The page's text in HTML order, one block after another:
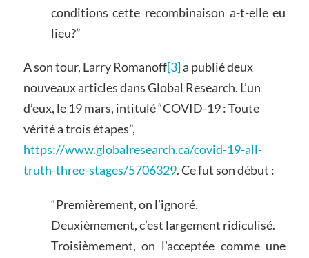
conditions cette recombinaison a-t-elle eu
lieu?”
A son tour, Larry Romanoff[3]a publié deux
nouveaux articles dans Global Research. L’un
d’eux, le 19 mars, intitulé “COVID-19 : Toute
vérité a trois étapes”,
https://www.globalresearch.ca/covid-19-all-
truth-three-stages/5706329. Ce fut son début :
“Premièrement, on l’ignoré.
Deuxièmement, c’est largement ridiculisé.
Troisièmement, on l’acceptée comme une